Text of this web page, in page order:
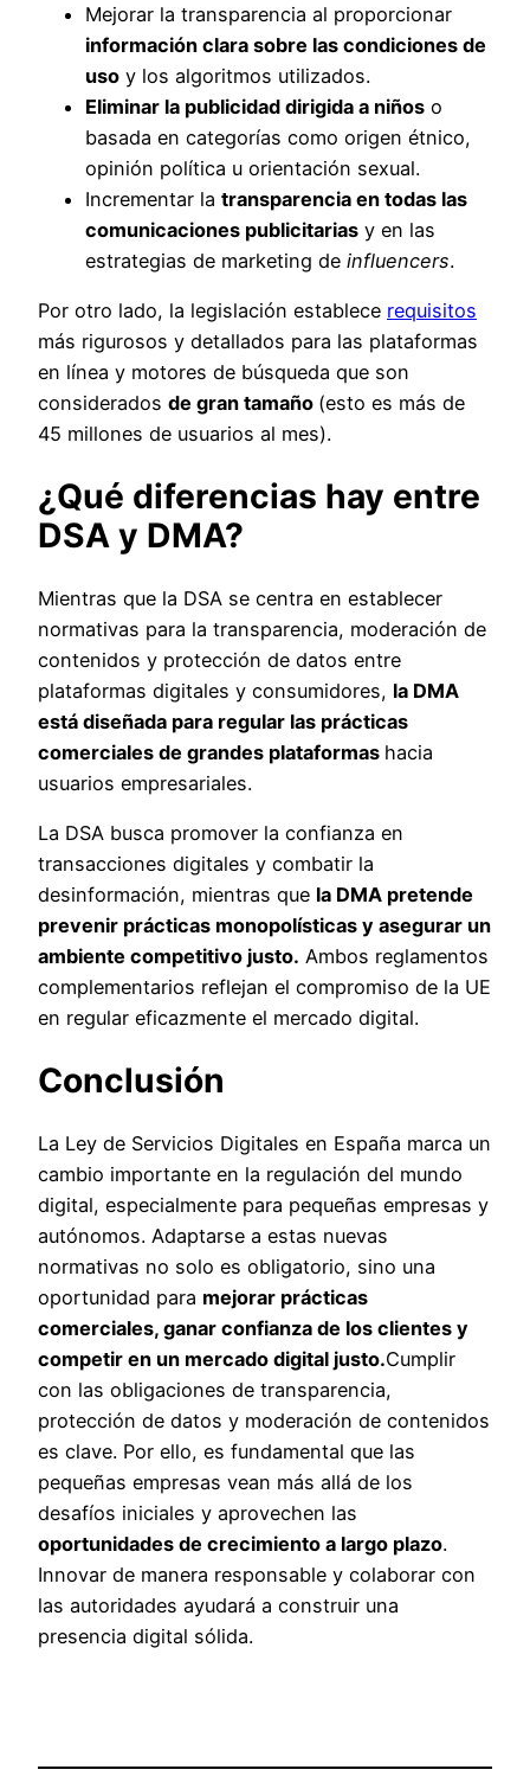
Mejorar la transparencia al proporcionar
información clara sobre las condiciones de
uso y los algoritmos utilizados.
Eliminar la publicidad dirigida a niños o
basada en categorías como origen étnico,
opinión política u orientación sexual.
Incrementar la transparencia en todas las
comunicaciones publicitarias y en las
estrategias de marketing de influencers.
Por otro lado, la legislación establece requisitos
más rigurosos y detallados para las plataformas
en línea y motores de búsqueda que son
considerados de gran tamaño (esto es más de
45 millones de usuarios al mes).
¿Qué diferencias hay entre
DSA y DMA?
Mientras que la DSA se centra en establecer
normativas para la transparencia, moderación de
contenidos y protección de datos entre
plataformas digitales y consumidores, la DMA
está diseñada para regular las prácticas
comerciales de grandes plataformas hacia
usuarios empresariales.
La DSA busca promover la confianza en
transacciones digitales y combatir la
desinformación, mientras que la DMA pretende
prevenir prácticas monopolísticas y asegurar un
ambiente competitivo justo. Ambos reglamentos
complementarios reflejan el compromiso de la UE
en regular eficazmente el mercado digital.
Conclusión
La Ley de Servicios Digitales en España marca un
cambio importante en la regulación del mundo
digital, especialmente para pequeñas empresas y
autónomos. Adaptarse a estas nuevas
normativas no solo es obligatorio, sino una
oportunidad para mejorar prácticas
comerciales, ganar confianza de los clientes y
competir en un mercado digital justo.Cumplir
con las obligaciones de transparencia,
protección de datos y moderación de contenidos
es clave. Por ello, es fundamental que las
pequeñas empresas vean más allá de los
desafíos iniciales y aprovechen las
oportunidades de crecimiento a largo plazo.
Innovar de manera responsable y colaborar con
las autoridades ayudará a construir una
presencia digital sólida.